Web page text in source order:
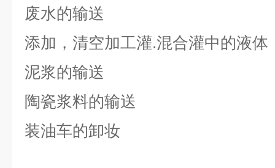
废水的输送
添加，清空加工灌.混合灌中的液体
泥浆的输送
陶瓷浆料的输送
装油车的卸妆